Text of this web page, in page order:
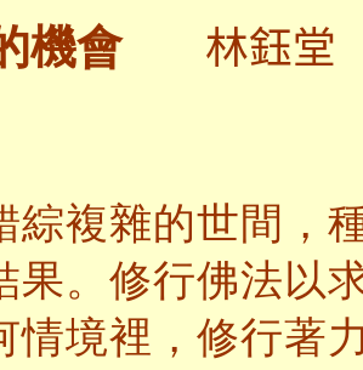
機會 林鈺堂
綜複雜的世間，
果。修行佛法以
情境裡，修行著